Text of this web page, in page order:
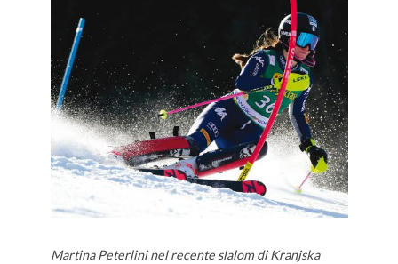
Martina Peterlini nel recente slalom di Kranjska